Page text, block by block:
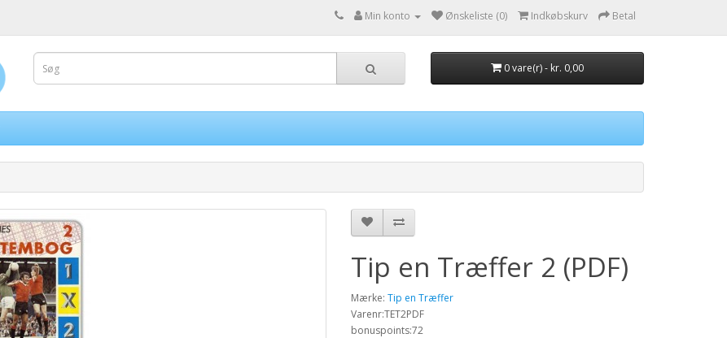
Min konto Ønskeliste (0) Indkøbskurv Betal
0 vare(r) - kr. 0,00
Tip en Træffer 2 (PDF)
Mærke: Tip en Træffer
Varenr:TET2PDF
bonuspoints:72